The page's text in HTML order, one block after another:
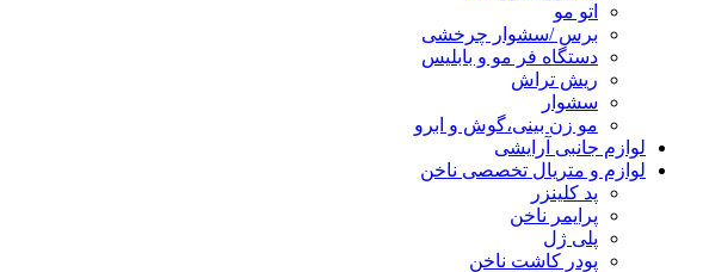
اتو مو
برس /سشوار چرخشی
دستگاه فر مو و بابلیس
ریش تراش
سشوار
مو زن بینی،گوش و ابرو
لوازم جانبی آرایشی
لوازم و متریال تخصصی ناخن
پد کلینزر
پرایمر ناخن
پلی ژل
پودر کاشت ناخن